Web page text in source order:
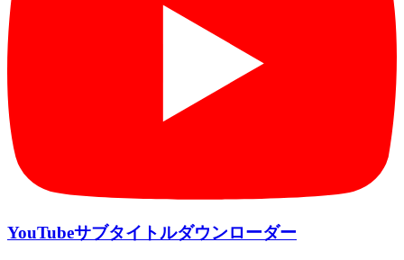
YouTubeサブタイトルダウンローダー